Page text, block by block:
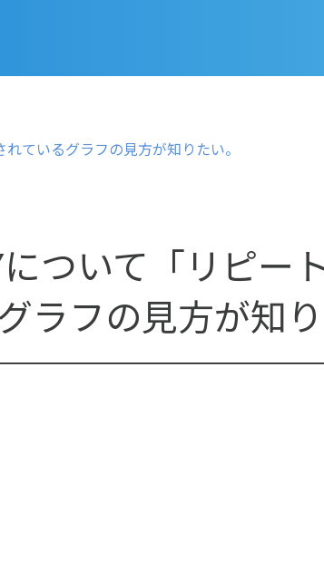
ているグラフの見方が知りたい。
について「リピー
ラフの見方が知り